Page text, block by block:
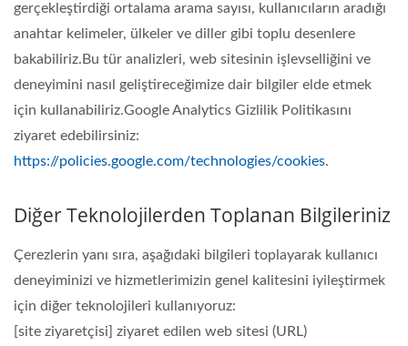
gerçekleştirdiği ortalama arama sayısı, kullanıcıların aradığı
anahtar kelimeler, ülkeler ve diller gibi toplu desenlere
bakabiliriz.Bu tür analizleri, web sitesinin işlevselliğini ve
deneyimini nasıl geliştireceğimize dair bilgiler elde etmek
için kullanabiliriz.Google Analytics Gizlilik Politikasını
ziyaret edebilirsiniz:
https://policies.google.com/technologies/cookies.
Diğer Teknolojilerden Toplanan Bilgileriniz
Çerezlerin yanı sıra, aşağıdaki bilgileri toplayarak kullanıcı
deneyiminizi ve hizmetlerimizin genel kalitesini iyileştirmek
için diğer teknolojileri kullanıyoruz:
[site ziyaretçisi] ziyaret edilen web sitesi (URL)